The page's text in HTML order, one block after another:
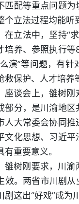
匹配等重点问题
个立法过程均能听
在立法中，坚持“
培养、参照执行等
演”等问题，有
救保护、人才培养
座谈会上，雒树
部分，是川渝地
人大常委会协同
文化思想、习近
有重要意义。
雒树刚要求，川渝
效。两省市川剧
剧这出“好戏”成为